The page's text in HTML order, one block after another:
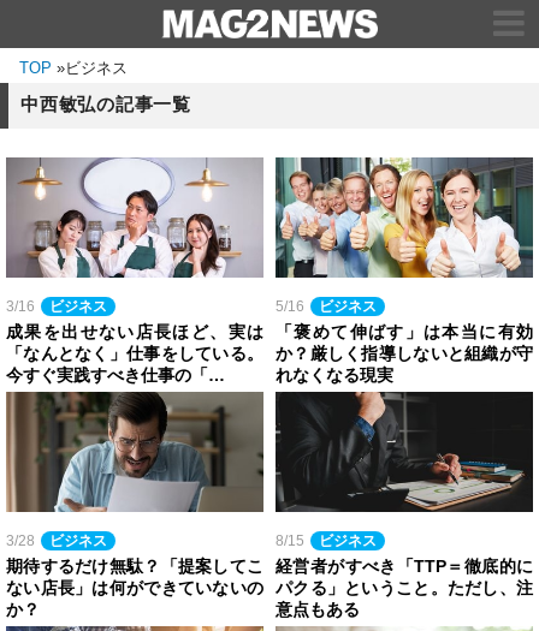
TOP »ビジネス
中西敏弘の記事一覧
3/16 ビジネス
成果を出せない店長ほど、実は
「なんとなく」仕事をしている。
今すぐ実践すべき仕事の「…
5/16 ビジネス
「褒めて伸ばす」は本当に有効
か？厳しく指導しないと組織が守
れなくなる現実
3/28 ビジネス
期待するだけ無駄？「提案してこ
ない店長」は何ができていないの
か？
8/15 ビジネス
経営者がすべき「TTP＝徹底的に
パクる」ということ。ただし、注
意点もある